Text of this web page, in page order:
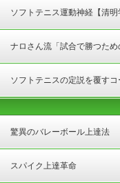
内容と選手育成術～
ソフトテニス運動神経【清
ナロさん流「試合で勝つため
ソフトテニスの定説を覆す
～
驚異のバレーボール上達法
スパイク上達革命